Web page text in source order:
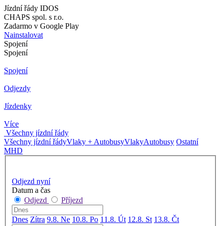
Jízdní řády IDOS
CHAPS spol. s r.o.
Zadarmo v Google Play
Nainstalovat
Spojení
Spojení
Spojení
Odjezdy
Jízdenky
Více
Všechny jízdní řády
Všechny jízdní řádyVlaky + AutobusyVlakyAutobusy Ostatní
MHD
Odjezd nyní
Datum a čas
Odjezd
Příjezd
Dnes Zítra 9.8. Ne 10.8. Po 11.8. Út 12.8. St 13.8. Čt